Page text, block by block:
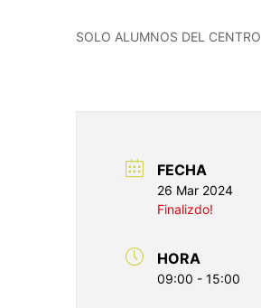
SOLO ALUMNOS DEL CENTRO
FECHA
26 Mar 2024
Finalizdo!
HORA
09:00 - 15:00